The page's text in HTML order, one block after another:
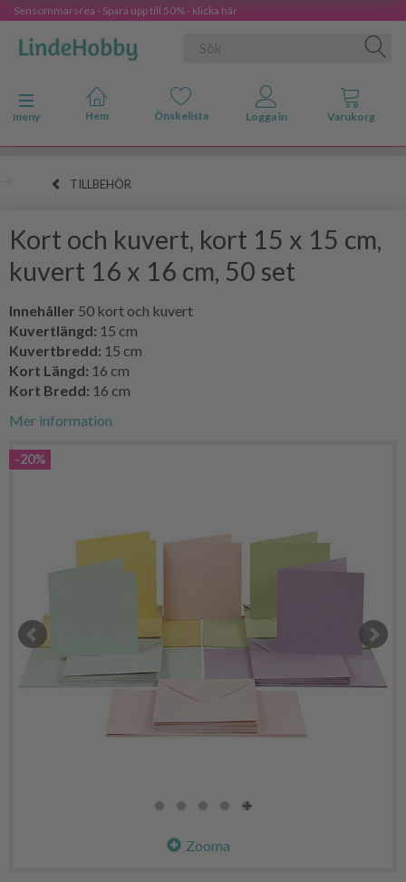
Sensommarsrea - Spara upp till 50% - klicka här
Ändra navigering
meny
TILLBEHÖR
Kort och kuvert, kort 15 x 15 cm,
kuvert 16 x 16 cm, 50 set
Innehåller 50 kort och kuvert
Kuvertlängd: 15 cm
Kuvertbredd: 15 cm
Kort Längd: 16 cm
Kort Bredd: 16 cm
Mer information
-20%
Zooma